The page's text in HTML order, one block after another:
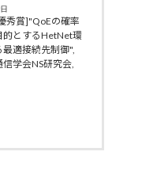
秀賞]"QoEの確率
的とするHetNet環
適接続先制御",
学会NS研究会,